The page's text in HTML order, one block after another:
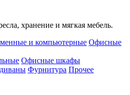
хранение и мягкая мебель.
и компьютерные Офисные
Офисные шкафы
Фурнитура Прочее